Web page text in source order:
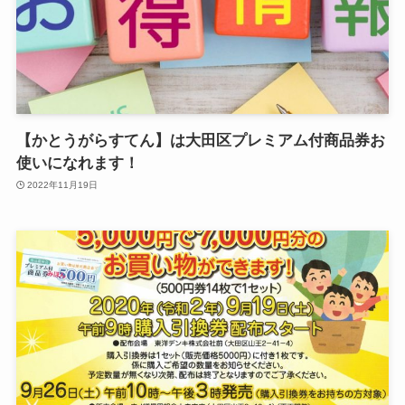
【かとうがらすてん】は大田区プレミアム付商品券お
使いになれます！
2022年11月19日